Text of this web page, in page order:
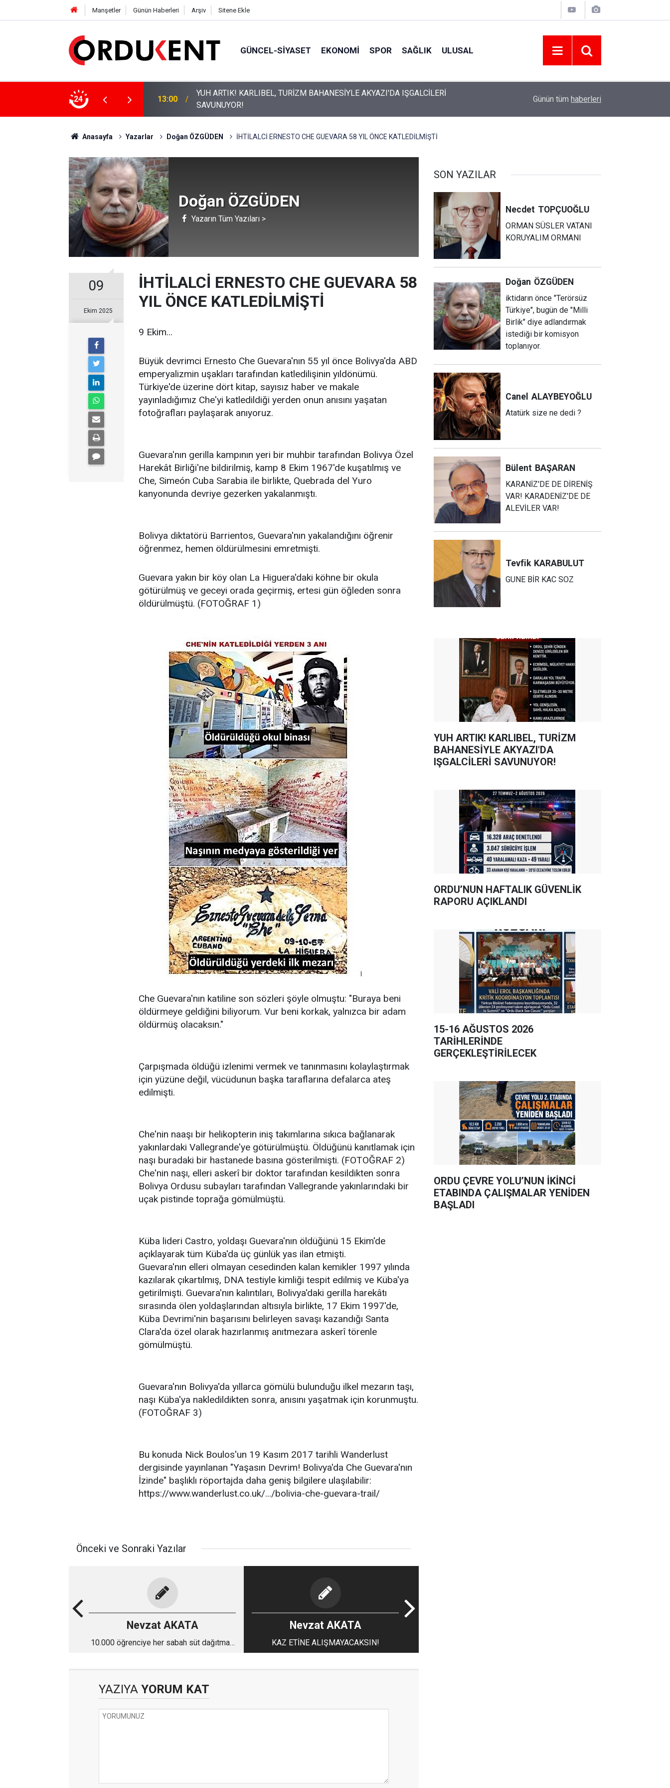
Manşetler Günün Haberleri Arşiv Sitene Ekle
GÜNCEL-SIYASET EKONOMI SPOR SAĞLIK ULUSAL
24 11:53 ORDU’NUN HAFTALIK GÜVENLİK RAPORU AÇIKLANDI 15-16 AĞUSTOS 2026 TARİHLERİNDE
Günün tüm haberleri
Anasayfa Yazarlar Doğan ÖZGÜDEN İHTİLALCİ ERNESTO CHE GUEVARA 58 YIL ÖNCE KATLEDİLMİŞTİ
Doğan ÖZGÜDEN
Yazarın Tüm Yazıları >
09
Ekim 2025
İHTİLALCİ ERNESTO CHE GUEVARA 58
YIL ÖNCE KATLEDİLMİŞTİ
9 Ekim...
Büyük devrimci Ernesto Che Guevara'nın 55 yıl önce Bolivya'da ABD
emperyalizmin uşakları tarafından katledilişinin yıldönümü.
Türkiye'de üzerine dört kitap, sayısız haber ve makale
yayınladığımız Che'yi katledildiği yerden onun anısını yaşatan
fotoğrafları paylaşarak anıyoruz.
Guevara'nın gerilla kampının yeri bir muhbir tarafından Bolivya Özel
Harekât Birliği'ne bildirilmiş, kamp 8 Ekim 1967'de kuşatılmış ve
Che, Simeón Cuba Sarabia ile birlikte, Quebrada del Yuro
kanyonunda devriye gezerken yakalanmıştı.
Bolivya diktatörü Barrientos, Guevara'nın yakalandığını öğrenir
öğrenmez, hemen öldürülmesini emretmişti.
Guevara yakın bir köy olan La Higuera'daki köhne bir okula
götürülmüş ve geceyi orada geçirmiş, ertesi gün öğleden sonra
öldürülmüştü. (FOTOĞRAF 1)
Che Guevara'nın katiline son sözleri şöyle olmuştu: "Buraya beni
öldürmeye geldiğini biliyorum. Vur beni korkak, yalnızca bir adam
öldürmüş olacaksın."
Çarpışmada öldüğü izlenimi vermek ve tanınmasını kolaylaştırmak
için yüzüne değil, vücüdunun başka taraflarına defalarca ateş
edilmişti.
Che'nin naaşı bir helikopterin iniş takımlarına sıkıca bağlanarak
yakınlardaki Vallegrande'ye götürülmüştü. Öldüğünü kanıtlamak için
naşı buradaki bir hastanede basına gösterilmişti. (FOTOĞRAF 2)
Che'nin naşı, elleri askerî bir doktor tarafından kesildikten sonra
Bolivya Ordusu subayları tarafından Vallegrande yakınlarındaki bir
uçak pistinde toprağa gömülmüştü.
Küba lideri Castro, yoldaşı Guevara'nın öldüğünü 15 Ekim'de
açıklayarak tüm Küba'da üç günlük yas ilan etmişti.
Guevara'nın elleri olmayan cesedinden kalan kemikler 1997 yılında
kazılarak çıkartılmış, DNA testiyle kimliği tespit edilmiş ve Küba'ya
getirilmişti. Guevara'nın kalıntıları, Bolivya'daki gerilla harekâtı
sırasında ölen yoldaşlarından altısıyla birlikte, 17 Ekim 1997'de,
Küba Devrimi'nin başarısını belirleyen savaşı kazandığı Santa
Clara'da özel olarak hazırlanmış anıtmezara askerî törenle
gömülmüştü.
Guevara'nın Bolivya'da yıllarca gömülü bulunduğu ilkel mezarın taşı,
naşı Küba'ya nakledildikten sonra, anısını yaşatmak için korunmuştu.
(FOTOĞRAF 3)
Bu konuda Nick Boulos'un 19 Kasım 2017 tarihli Wanderlust
dergisinde yayınlanan "Yaşasın Devrim! Bolivya'da Che Guevara'nın
İzinde" başlıklı röportajda daha geniş bilgilere ulaşılabilir:
https://www.wanderlust.co.uk/.../bolivia-che-guevara-trail/
Önceki ve Sonraki Yazılar
Nevzat AKATA
10.000 öğrenciye her sabah süt dağıtmak
Nevzat AKATA
KAZ ETİNE ALIŞMAYACAKSIN!
YAZIYA YORUM KAT
SON YAZILAR
Necdet TOPÇUOĞLU
ORMAN SÜSLER VATANI
KORUYALIM ORMANI
Doğan ÖZGÜDEN
iktidarın önce "Terörsüz
Türkiye", bugün de "Milli
Birlik" diye adlandırmak
istediği bir komisyon
toplanıyor.
Canel ALAYBEYOĞLU
Atatürk size ne dedi ?
Bülent BAŞARAN
KARANİZ'DE DE DİRENİŞ
VAR! KARADENİZ'DE DE
ALEVİLER VAR!
Tevfik KARABULUT
GUNE BİR KAC SOZ
YUH ARTIK! KARLIBEL, TURİZM
BAHANESİYLE AKYAZI'DA
IŞGALCİLERİ SAVUNUYOR!
ORDU’NUN HAFTALIK GÜVENLİK
RAPORU AÇIKLANDI
15-16 AĞUSTOS 2026
TARİHLERİNDE
GERÇEKLEŞTİRİLECEK
ORDU ÇEVRE YOLU’NUN İKİNCİ
ETABINDA ÇALIŞMALAR YENİDEN
BAŞLADI